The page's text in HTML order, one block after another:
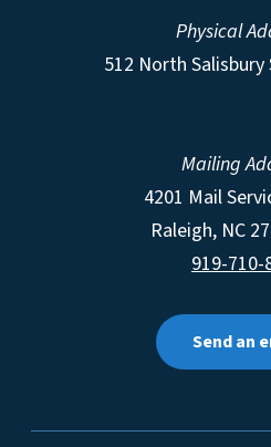
Physical
512 North
Mailing
4201 Mail
Raleigh, NC
919-710-
Send an